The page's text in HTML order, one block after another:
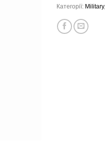
Категорії: Military,